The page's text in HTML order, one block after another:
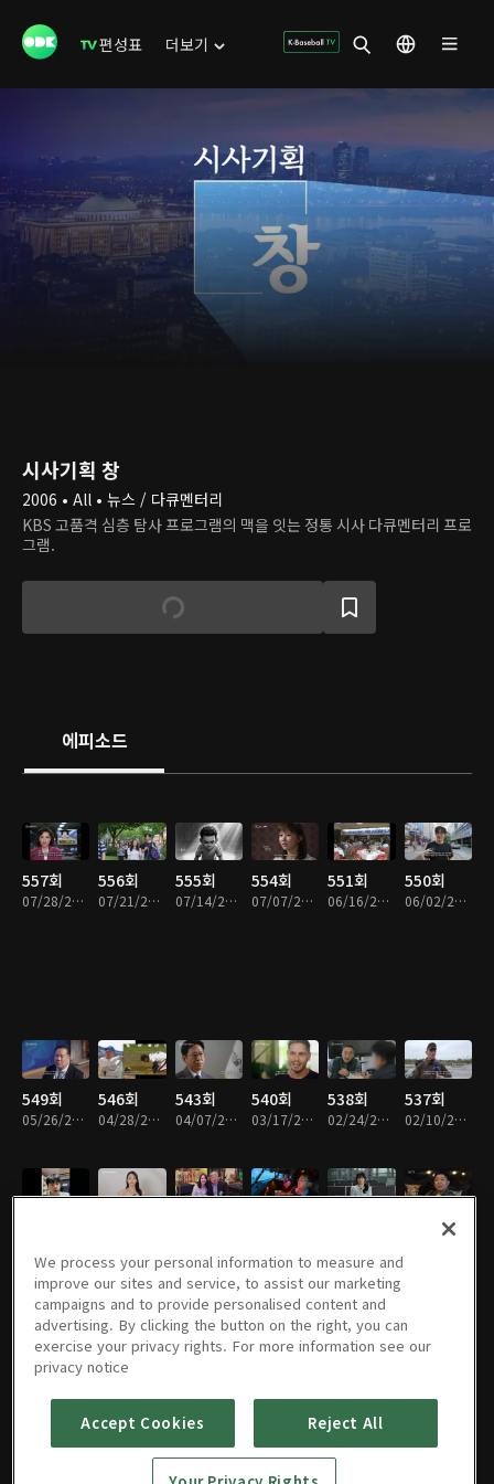
편성표 더보기
시사기획 창
2006 • All • 뉴스 / 다큐멘터리
KBS 고품격 심층 탐사 프로그램의 맥을 잇는 정통 시사 다큐멘터리 프로
그램.
에피소드
557회
07/28/2026 • 49분
556회
07/21/2026 • 47분
555회
07/14/2026 • 49분
554회
07/07/2026 • 49분
551회
06/16/2026 • 49분
550회
06/02/2026 • 48분
549회
05/26/2026 • 49분
546회
04/28/2026 • 49분
543회
04/07/2026 • 48분
540회
03/17/2026 • 49분
538회
02/24/2026 • 50분
537회
02/10/2026 • 49분
530회
529회
12/16/2025 • 49분
528회 527회 526회 525회 524회
We process your personal information to measure and
improve our sites and service, to assist our marketing
campaigns and to provide personalised content and
advertising. By clicking the button on the right, you can
exercise your privacy rights. For more information see our
privacy notice
Accept Cookies Reject All